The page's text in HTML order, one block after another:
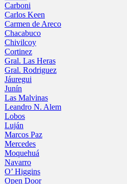
Carboni
Carlos Keen
Carmen de Areco
Chacabuco
Chivilcoy
Cortinez
Gral. Las Heras
Gral. Rodriguez
Jáuregui
Junín
Las Malvinas
Leandro N. Alem
Lobos
Luján
Marcos Paz
Mercedes
Moquehuá
Navarro
O’ Higgins
Open Door